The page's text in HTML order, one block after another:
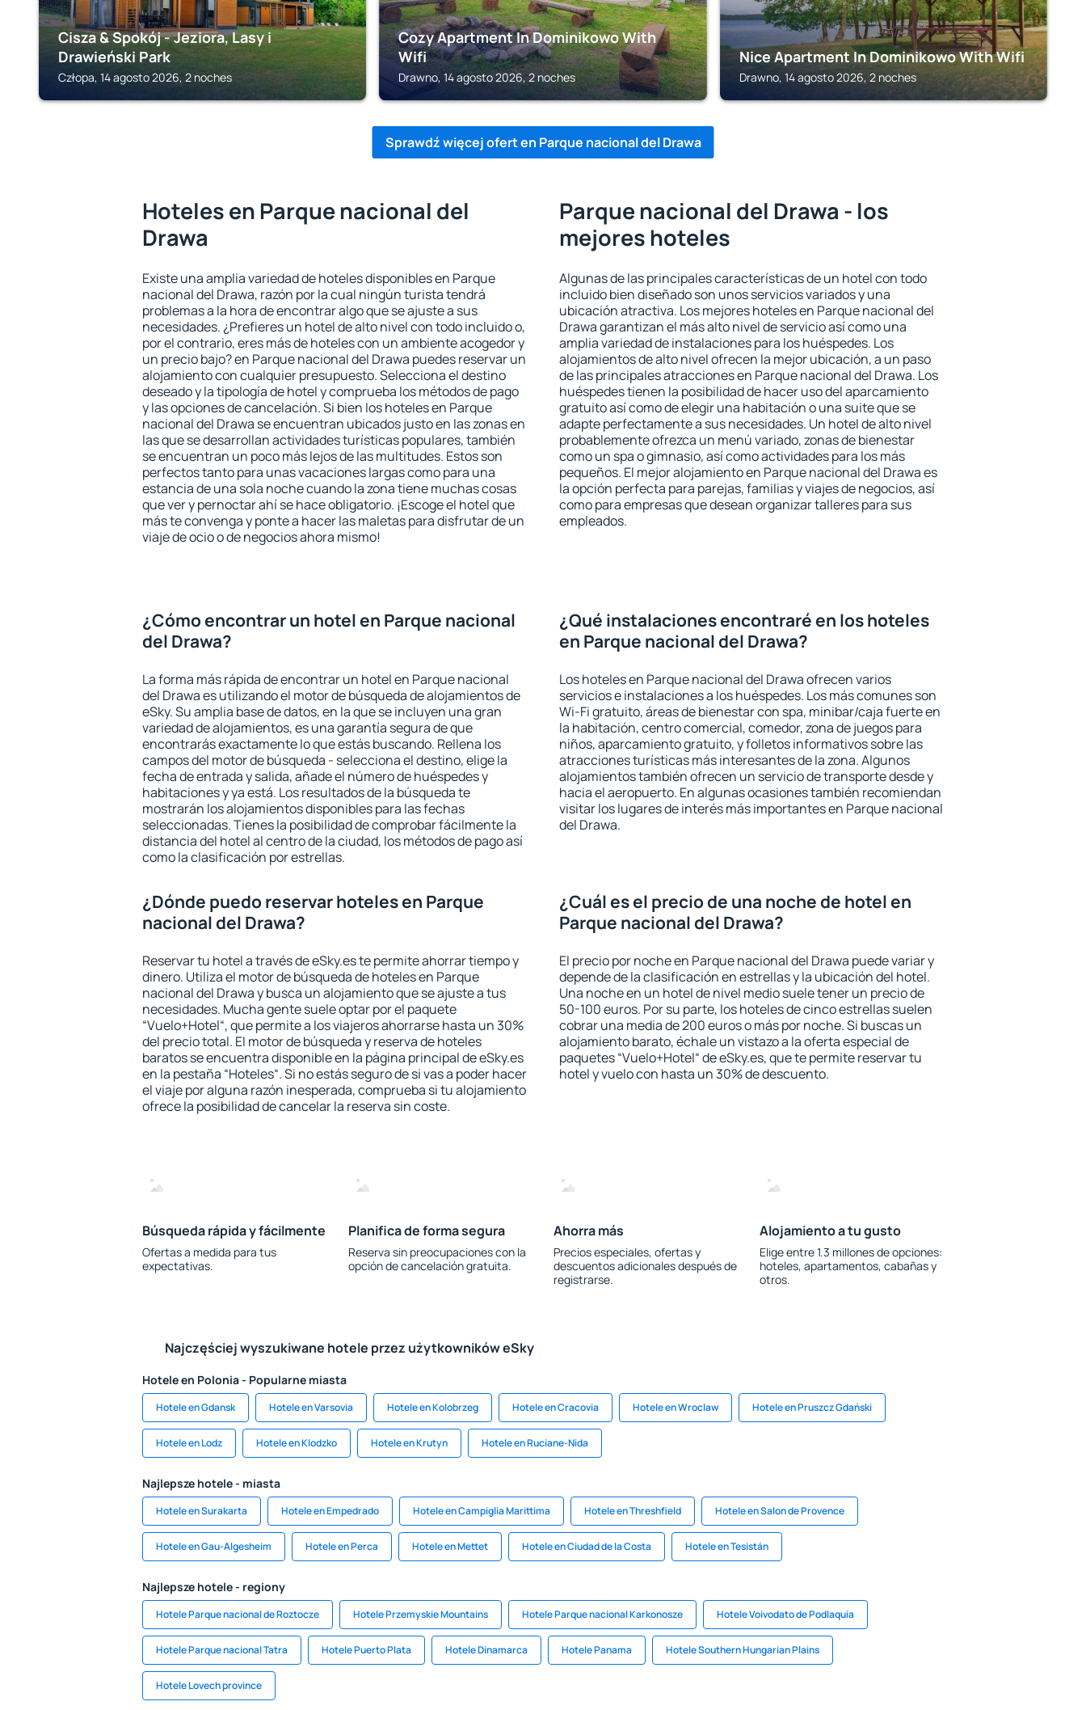
Cisza & Spokój - Jeziora, Lasy i
Drawieński Park
Człopa, 14 agosto 2026, 2 noches
Cozy Apartment In Dominikowo With
Wifi
Drawno, 14 agosto 2026, 2 noches
Nice Apartment In Dominikowo With Wifi
Drawno, 14 agosto 2026, 2 noches
Sprawdź więcej ofert en Parque nacional del Drawa
Hoteles en Parque nacional del
Drawa
Existe una amplia variedad de hoteles disponibles en Parque
nacional del Drawa, razón por la cual ningún turista tendrá
problemas a la hora de encontrar algo que se ajuste a sus
necesidades. ¿Prefieres un hotel de alto nivel con todo incluido o,
por el contrario, eres más de hoteles con un ambiente acogedor y
un precio bajo? en Parque nacional del Drawa puedes reservar un
alojamiento con cualquier presupuesto. Selecciona el destino
deseado y la tipología de hotel y comprueba los métodos de pago
y las opciones de cancelación. Si bien los hoteles en Parque
nacional del Drawa se encuentran ubicados justo en las zonas en
las que se desarrollan actividades turísticas populares, también
se encuentran un poco más lejos de las multitudes. Estos son
perfectos tanto para unas vacaciones largas como para una
estancia de una sola noche cuando la zona tiene muchas cosas
que ver y pernoctar ahí se hace obligatorio. ¡Escoge el hotel que
más te convenga y ponte a hacer las maletas para disfrutar de un
viaje de ocio o de negocios ahora mismo!
Parque nacional del Drawa - los
mejores hoteles
Algunas de las principales características de un hotel con todo
incluido bien diseñado son unos servicios variados y una
ubicación atractiva. Los mejores hoteles en Parque nacional del
Drawa garantizan el más alto nivel de servicio así como una
amplia variedad de instalaciones para los huéspedes. Los
alojamientos de alto nivel ofrecen la mejor ubicación, a un paso
de las principales atracciones en Parque nacional del Drawa. Los
huéspedes tienen la posibilidad de hacer uso del aparcamiento
gratuito así como de elegir una habitación o una suite que se
adapte perfectamente a sus necesidades. Un hotel de alto nivel
probablemente ofrezca un menú variado, zonas de bienestar
como un spa o gimnasio, así como actividades para los más
pequeños. El mejor alojamiento en Parque nacional del Drawa es
la opción perfecta para parejas, familias y viajes de negocios, así
como para empresas que desean organizar talleres para sus
empleados.
¿Cómo encontrar un hotel en Parque nacional
del Drawa?
La forma más rápida de encontrar un hotel en Parque nacional
del Drawa es utilizando el motor de búsqueda de alojamientos de
eSky. Su amplia base de datos, en la que se incluyen una gran
variedad de alojamientos, es una garantía segura de que
encontrarás exactamente lo que estás buscando. Rellena los
campos del motor de búsqueda - selecciona el destino, elige la
fecha de entrada y salida, añade el número de huéspedes y
habitaciones y ya está. Los resultados de la búsqueda te
mostrarán los alojamientos disponibles para las fechas
seleccionadas. Tienes la posibilidad de comprobar fácilmente la
distancia del hotel al centro de la ciudad, los métodos de pago así
como la clasificación por estrellas.
¿Qué instalaciones encontraré en los hoteles
en Parque nacional del Drawa?
Los hoteles en Parque nacional del Drawa ofrecen varios
servicios e instalaciones a los huéspedes. Los más comunes son
Wi-Fi gratuito, áreas de bienestar con spa, minibar/caja fuerte en
la habitación, centro comercial, comedor, zona de juegos para
niños, aparcamiento gratuito, y folletos informativos sobre las
atracciones turísticas más interesantes de la zona. Algunos
alojamientos también ofrecen un servicio de transporte desde y
hacia el aeropuerto. En algunas ocasiones también recomiendan
visitar los lugares de interés más importantes en Parque nacional
del Drawa.
¿Dónde puedo reservar hoteles en Parque
nacional del Drawa?
Reservar tu hotel a través de eSky.es te permite ahorrar tiempo y
dinero. Utiliza el motor de búsqueda de hoteles en Parque
nacional del Drawa y busca un alojamiento que se ajuste a tus
necesidades. Mucha gente suele optar por el paquete
“Vuelo+Hotel“, que permite a los viajeros ahorrarse hasta un 30%
del precio total. El motor de búsqueda y reserva de hoteles
baratos se encuentra disponible en la página principal de eSky.es
en la pestaña “Hoteles“. Si no estás seguro de si vas a poder hacer
el viaje por alguna razón inesperada, comprueba si tu alojamiento
ofrece la posibilidad de cancelar la reserva sin coste.
¿Cuál es el precio de una noche de hotel en
Parque nacional del Drawa?
El precio por noche en Parque nacional del Drawa puede variar y
depende de la clasificación en estrellas y la ubicación del hotel.
Una noche en un hotel de nivel medio suele tener un precio de
50-100 euros. Por su parte, los hoteles de cinco estrellas suelen
cobrar una media de 200 euros o más por noche. Si buscas un
alojamiento barato, échale un vistazo a la oferta especial de
paquetes “Vuelo+Hotel“ de eSky.es, que te permite reservar tu
hotel y vuelo con hasta un 30% de descuento.
Búsqueda rápida y fácilmente
Ofertas a medida para tus
expectativas.
Planifica de forma segura
Reserva sin preocupaciones con la
opción de cancelación gratuita.
Ahorra más
Precios especiales, ofertas y
descuentos adicionales después de
registrarse.
Alojamiento a tu gusto
Elige entre 1.3 millones de opciones:
hoteles, apartamentos, cabañas y
otros.
Najczęściej wyszukiwane hotele przez użytkowników eSky
Hotele en Polonia - Popularne miasta
Hotele en Gdansk Hotele en Varsovia Hotele en Kolobrzeg Hotele en Cracovia Hotele en Wroclaw Hotele en Pruszcz Gdański
Hotele en Lodz Hotele en Klodzko Hotele en Krutyn Hotele en Ruciane-Nida
Najlepsze hotele - miasta
Hotele en Surakarta Hotele en Empedrado Hotele en Campiglia Marittima Hotele en Threshfield Hotele en Salon de Provence
Hotele en Gau-Algesheim Hotele en Perca Hotele en Mettet Hotele en Ciudad de la Costa Hotele en Tesistán
Najlepsze hotele - regiony
Hotele Parque nacional de Roztocze Hotele Przemyskie Mountains Hotele Parque nacional Karkonosze Hotele Voivodato de Podlaquia
Hotele Parque nacional Tatra Hotele Puerto Plata Hotele Dinamarca Hotele Panama Hotele Southern Hungarian Plains
Hotele Lovech province